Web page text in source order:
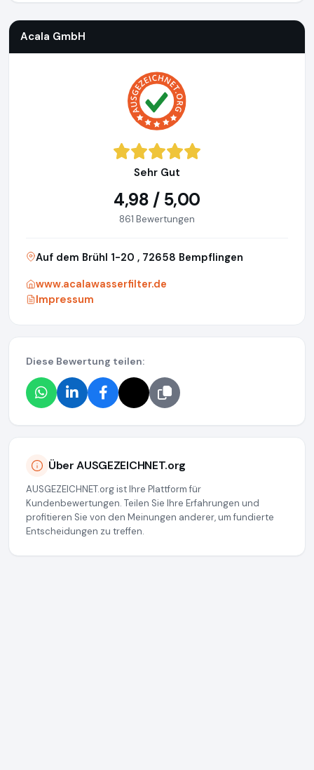
Acala GmbH
Sehr Gut
4,98 / 5,00
861 Bewertungen
Auf dem Brühl 1-20 , 72658 Bempflingen
www.acalawasserfilter.de
Impressum
Diese Bewertung teilen:
Über AUSGEZEICHNET.org
AUSGEZEICHNET.org ist Ihre Plattform für
Kundenbewertungen. Teilen Sie Ihre Erfahrungen und
profitieren Sie von den Meinungen anderer, um fundierte
Entscheidungen zu treffen.